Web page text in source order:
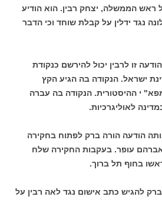
הממשלה, יצחק רבין. הוא הודיע
נגד ידלין על קבלת שוחד וכי הדבר
זו לרבין יכול להירשם כנקודת
ישראל. הנקודה בה הגיע הקץ
י ההיסטורית. הנקודה בה עברה
לאוליגרכיות.
הודעה הורה ברק לפתוח בחקירה
עופר. בעקבות החקירה שלח
בחוף תל ברוך.
להגיש כתב אישום נגד לאה רבין על